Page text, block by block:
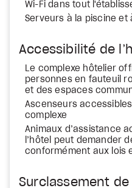
Wi-Fi dans tout
Serveurs à la piscine et
Accessibilité de
Le complexe hôtelier
personnes en fauteuil
et des espaces
Ascenseurs
complexe
Animaux d’assistance
l’hôtel peut demander
conformément aux lois
Surclassement de